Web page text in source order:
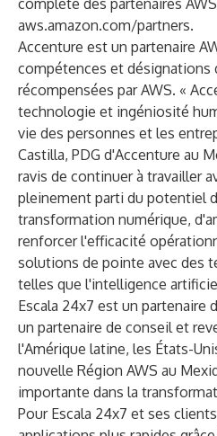
complète des partenaires
aws.amazon.com/partners.
Accenture est un partenaire
compétences et désignations
récompensées par AWS. «
technologie et ingéniosité
vie des personnes et les
Castilla, PDG d'Accenture au
ravis de continuer à travailler
pleinement parti du potentiel
transformation numérique,
renforcer l'efficacité
solutions de pointe avec des
telles que l'intelligence
Escala 24x7 est un partenaire
un partenaire de conseil et
l'Amérique latine, les États-
nouvelle Région AWS au
importante dans la
Pour Escala 24x7 et ses